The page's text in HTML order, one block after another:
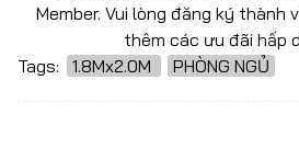
Member. Vui lòng đăng ký thành
thêm các ưu đãi hấp
Tags:
1.8Mx2.0M PHÒNG NGỦ